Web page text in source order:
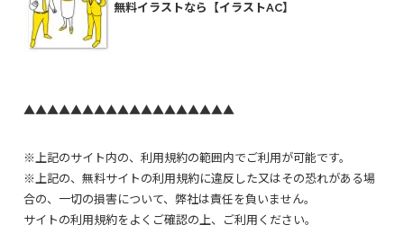
無料イラストなら【イラストAC】
▲▲▲▲▲▲▲▲▲▲▲▲▲▲▲▲▲▲
※上記のサイト内の、利用規約の範囲内でご利用が可能です。
※上記の、無料サイトの利用規約に違反した又はその恐れがある場
合の、一切の損害について、弊社は責任を負いません。
サイトの利用規約をよくご確認の上、ご利用ください。